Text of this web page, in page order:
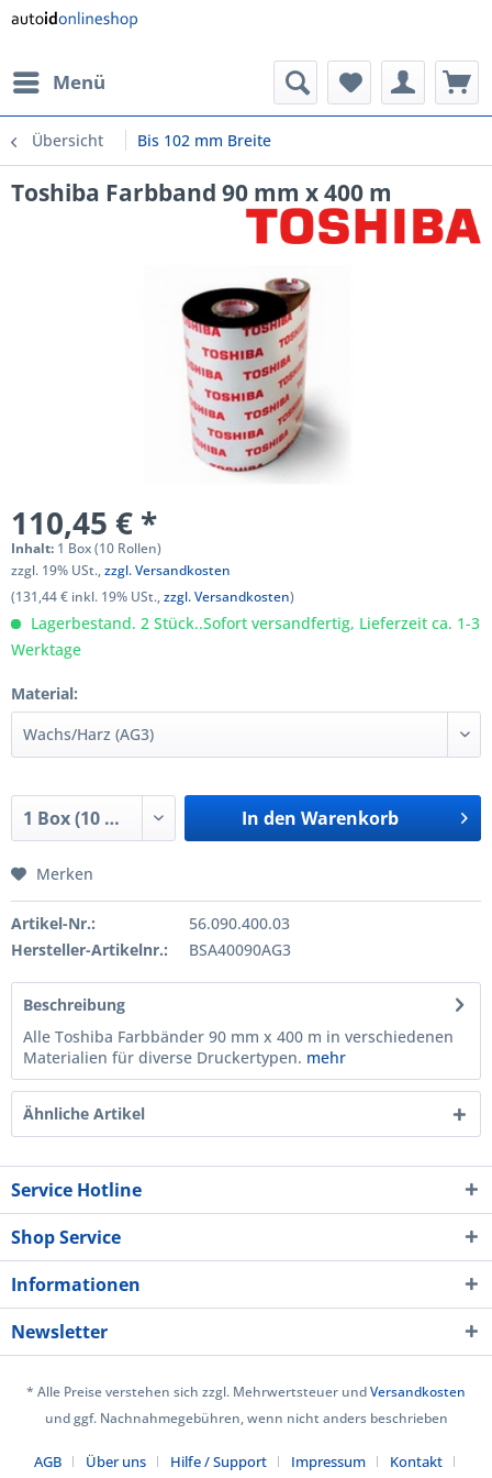
Menü
Übersicht Bis 102 mm Breite
Toshiba Farbband 90 mm x 400 m
110,45 € *
Inhalt: 1 Box (10 Rollen)
zzgl. 19% USt.,zzgl. Versandkosten
(131,44 € inkl. 19% USt.,zzgl. Versandkosten)
Lagerbestand. 2 Stück..Sofort versandfertig, Lieferzeit ca. 1-3
Werktage
Material:
In den Warenkorb
Merken
Artikel-Nr.:
56.090.400.03
Hersteller-Artikelnr.:
BSA40090AG3
Beschreibung
Alle Toshiba Farbbänder 90 mm x 400 m in verschiedenen
Materialien für diverse Druckertypen. mehr
Ähnliche Artikel
Service Hotline
Shop Service
Informationen
Newsletter
* Alle Preise verstehen sich zzgl. Mehrwertsteuer undVersandkosten
und ggf. Nachnahmegebühren, wenn nicht anders beschrieben
AGB Über uns Hilfe / Support Impressum Kontakt